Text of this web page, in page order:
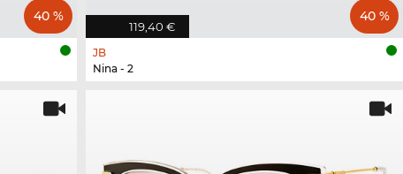
40 %
119,40 €
40 %
JB
Nina - 2